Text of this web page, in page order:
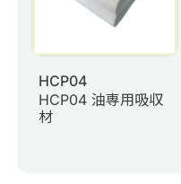
HCP04
HCP04 油専用吸収
材